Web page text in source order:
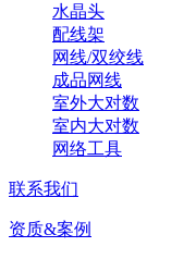
水晶头
配线架
网线/双绞线
成品网线
室外大对数
室内大对数
网络工具
联系我们
资质&案例